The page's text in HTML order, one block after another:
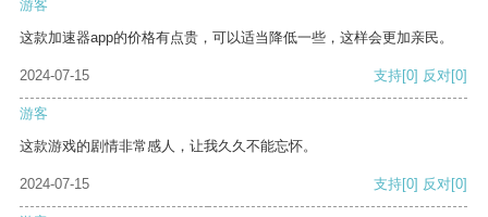
游客
这款加速器app的价格有点贵，可以适当降低一些，这样会更加亲民。
2024-07-15 支持[0] 反对[0]
游客
这款游戏的剧情非常感人，让我久久不能忘怀。
2024-07-15 支持[0] 反对[0]